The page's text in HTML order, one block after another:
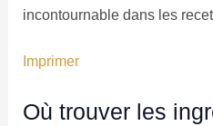
incontournable dans les
Imprimer
Où trouver les